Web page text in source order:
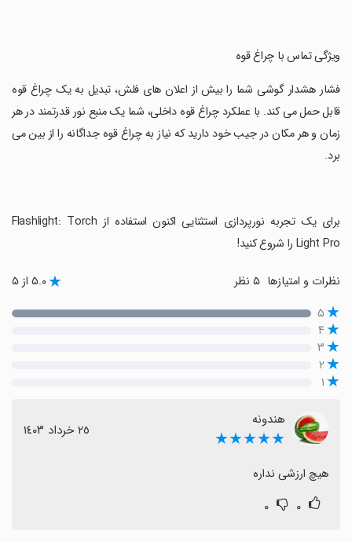
‏ویژگی تماس با چراغ قوه
‏فشار هشدار گوشی شما را بیش از اعلان های فلش، تبدیل به یک چراغ قوه
قابل حمل می کند. با عملکرد چراغ قوه داخلی، شما یک منبع نور قدرتمند در هر
زمان و هر مکان در جیب خود دارید که نیاز به چراغ قوه جداگانه را از بین می
برد.
‏برای یک تجربه نورپردازی استثنایی اکنون استفاده از Flashlight: Torch
Light Pro را شروع کنید!
نظرات و امتیازها ۵.۰ از ۵
۵
۴
۳
۲
۱
هندونه
★★★★★ ٢٥ خرداد ١٤٠٣
هیچ ارزشی نداره
۰ ۰